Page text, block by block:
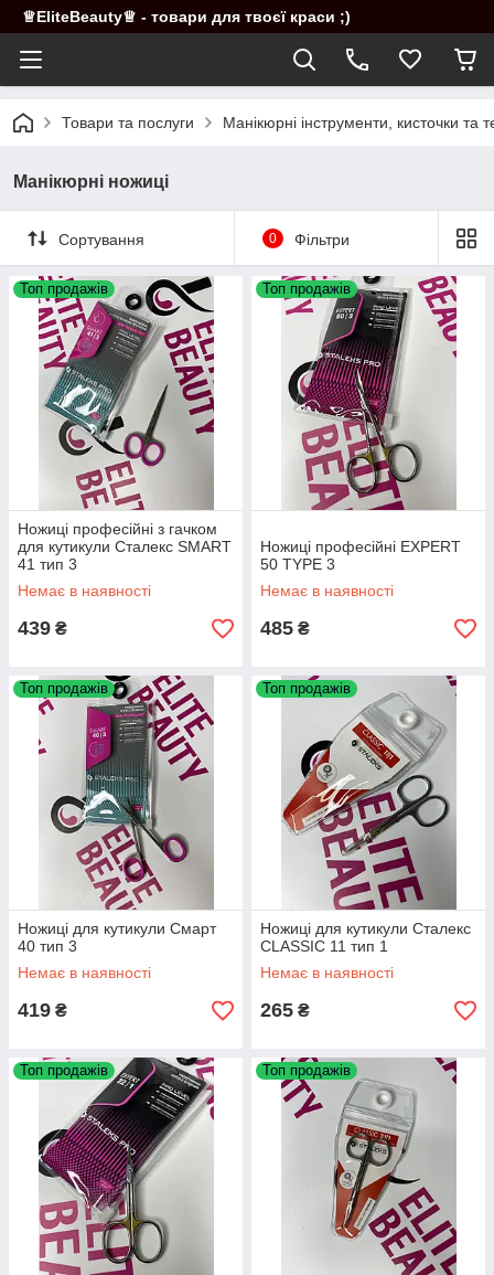
♕EliteBeauty♕ - товари для твоєї краси ;)
Товари та послуги Манікюрні інструменти, кисточки та
Манікюрні ножиці
Сортування 0 Фільтри
Топ продажів
Ножиці професійні з гачком
для кутикули Сталекс SMART
41 тип 3
Немає в наявності
439 ₴
Топ продажів
Ножиці професійні EXPERT
50 TYPE 3
Немає в наявності
485 ₴
Топ продажів
Ножиці для кутикули Смарт
40 тип 3
Немає в наявності
419 ₴
Топ продажів
Ножиці для кутикули Сталекс
CLASSIC 11 тип 1
Немає в наявності
265 ₴
Топ продажів Топ продажів